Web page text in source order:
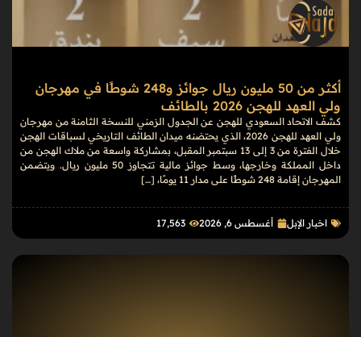
أكثر من 50 مليون ريال جوائز و248 شوطًا في مهرجان
ولي العهد للهجن 2026 بالطائف
كشف الاتحاد السعودي للهجن عن الجدول الزمني للنسخة الثامنة من مهرجان
ولي العهد للهجن 2026، الذي يحتضنه ميدان الطائف التاريخي لسباقات الهجن
خلال الفترة من 3 إلى 13 سبتمبر المقبل، بمشاركة واسعة من ملاك الهجن من
داخل المملكة وخارجها، وسط جوائز مالية تتجاوز 50 مليون ريال. ويتضمن
المهرجان إقامة 248 شوطًا على مدار 11 يومًا، […]
اخبار الإبل أغسطس 6, 2026 17٬563